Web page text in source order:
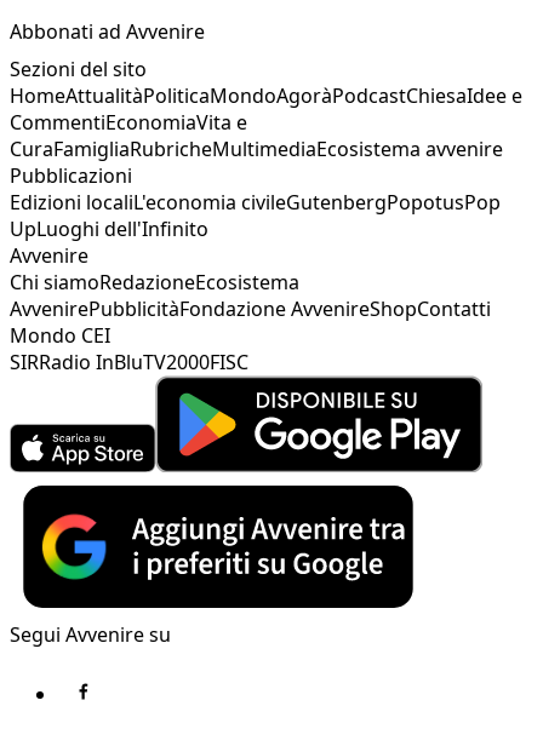
Abbonati ad Avvenire
Sezioni del sito
HomeAttualitàPoliticaMondoAgoràPodcastChiesaIdee e
CommentiEconomiaVita e
CuraFamigliaRubricheMultimediaEcosistema avvenire
Pubblicazioni
Edizioni localiL'economia civileGutenbergPopotusPop
UpLuoghi dell'Infinito
Avvenire
Chi siamoRedazioneEcosistema
AvvenirePubblicitàFondazione AvvenireShopContatti
Mondo CEI
SIRRadio InBluTV2000FISC
Segui Avvenire su